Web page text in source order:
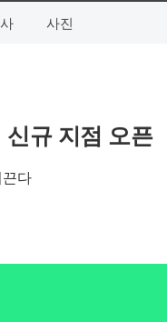
사진
신규 지점 오픈
다